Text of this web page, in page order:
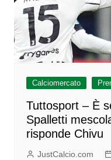
Calciomercato
Tuttosport – È
Spalletti
risponde Chivu
JustCalcio.com